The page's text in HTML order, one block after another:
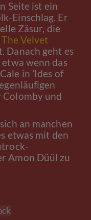
Seite ist ein
Einschlag. Er
Zäsur, die
The Velvet
Danach geht es
wenn das
in ’Ides of
Colomby und
an manchen
etwas mit den
Amon Düül zu